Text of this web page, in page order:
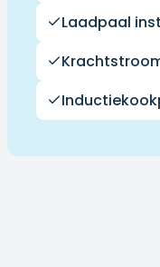
Laadpaal